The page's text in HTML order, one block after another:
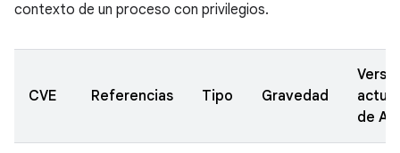
contexto de un proceso con privilegios.
CVE Referencias Tipo Gravedad
de